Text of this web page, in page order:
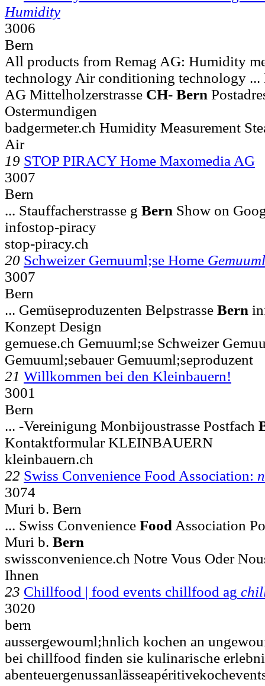
Humidity
3006
Bern
All products from Remag AG: Humidity
technology Air conditioning technology ...
AG Mittelholzerstrasse CH- Bern
Ostermundigen
badgermeter.ch Humidity Measurement
Air
19 STOP PIRACY Home Maxomedia AG
3007
Bern
... Stauffacherstrasse g Bern Show on
infostop-piracy
stop-piracy.ch
20 Schweizer Gemuuml;se Home
3007
Bern
... Gemüseproduzenten Belpstrasse Bern
Konzept Design
gemuese.ch Gemuuml;se Schweizer
Gemuuml;sebauer Gemuuml;seproduzent
21 Willkommen bei den Kleinbauern!
3001
Bern
... -Vereinigung Monbijoustrasse Postfach
Kontaktformular KLEINBAUERN
kleinbauern.ch
22 Swiss Convenience Food Association:
3074
Muri b. Bern
... Swiss Convenience Food Association
Muri b. Bern
swissconvenience.ch Notre Vous Oder
Ihnen
23 Chillfood | food events chillfood ag
3020
bern
aussergewouml;hnlich kochen an
bei chillfood finden sie kulinarische